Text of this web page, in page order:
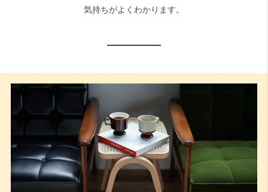
気持ちがよくわかります。